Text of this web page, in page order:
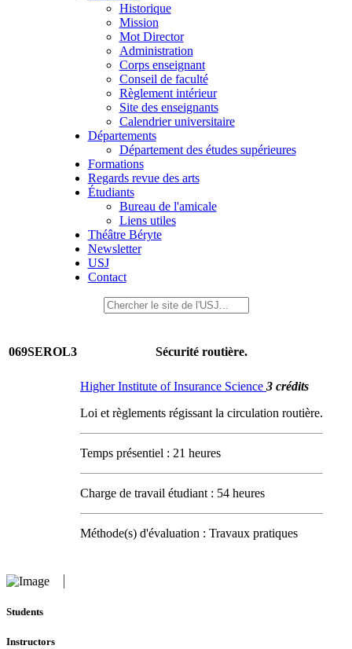
Historique
Mission
Mot Director
Administration
Corps enseignant
Conseil de faculté
Règlement intérieur
Site des enseignants
Calendrier universitaire
Départements
Département des études supérieures
Formations
Regards revue des arts
Étudiants
Bureau de l'amicale
Liens utiles
Théâtre Béryte
Newsletter
USJ
Contact
069SEROL3 Sécurité routière.
Higher Institute of Insurance Science 3 crédits
Loi et règlements régissant la circulation routière.
Temps présentiel : 21 heures
Charge de travail étudiant : 54 heures
Méthode(s) d'évaluation : Travaux pratiques
Students
Instructors